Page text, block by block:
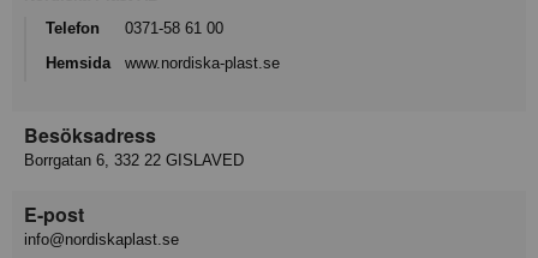
Telefon
0371-58 61 00
Hemsida
www.nordiska-plast.se
Besöksadress
Borrgatan 6, 332 22 GISLAVED
E-post
info@nordiskaplast.se